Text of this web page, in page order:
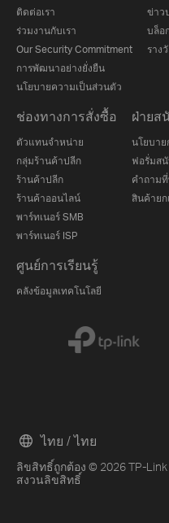
ติดต่อเรา
ร่วมงานกับเรา
Our Security Commitment
การพัฒนาอย่างยั่งยืน
นโยบายความเป็นส่วนตัว
ข่าว
บล็อ
ราง
ช่องทางการสั่งซื้อ
ตัวแทนจำหน่าย
กลุ่มร้านค้าปลีก
ร้านค้าปลีก
ร้านค้าออนไลน์
พาร์ทเนอร์ SMB
พาร์ทเนอร์ ISP
ฝ่ายส
นโยบาย
ฟอรั่มส
คำถาม
สินค้ายก
ศูนย์การเรียนรู้
คลังข้อมูลเทคโนโลยี
ลิขสิทธิ์ถูกต้อง © 2026 TP-Link
สงวนลิขสิทธิ์
ไทย / ไทย